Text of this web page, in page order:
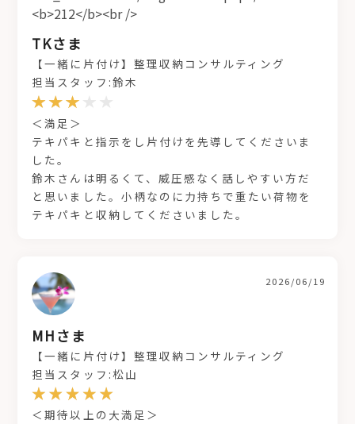
TKさま
【一緒に片付け】整理収納コンサルティング
担当スタッフ:鈴木
＜満足＞
テキパキと指示をし片付けを先導してくださいま
した。
鈴木さんは明るくて、威圧感なく話しやすい方だ
と思いました。小柄なのに力持ちで重たい荷物を
テキパキと収納してくださいました。
MHさま
2026/06/19
【一緒に片付け】整理収納コンサルティング
担当スタッフ:松山
＜期待以上の大満足＞